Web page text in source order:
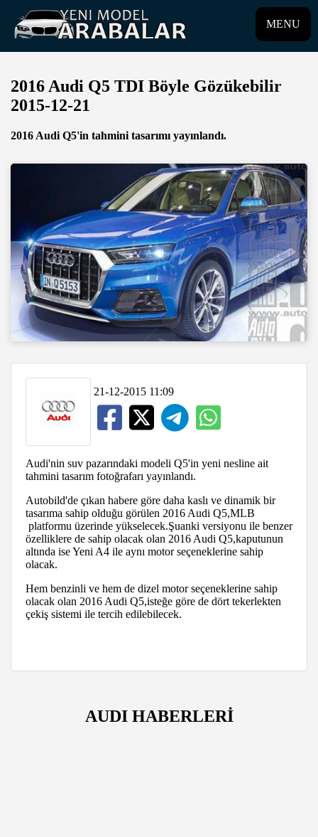
MENU
2016 Audi Q5 TDI Böyle Gözükebilir
2015-12-21
2016 Audi Q5'in tahmini tasarımı yayınlandı.
21-12-2015 11:09
Audi'nin suv pazarındaki modeli Q5'in yeni nesline ait
tahmini tasarım fotoğrafarı yayınlandı.
Autobild'de çıkan habere göre daha kaslı ve dinamik bir
tasarıma sahip olduğu görülen 2016 Audi Q5,MLB
platformu üzerinde yükselecek.Şuanki versiyonu ile benzer
özelliklere de sahip olacak olan 2016 Audi Q5,kaputunun
altında ise Yeni A4 ile aynı motor seçeneklerine sahip
olacak.
Hem benzinli ve hem de dizel motor seçeneklerine sahip
olacak olan 2016 Audi Q5,isteğe göre de dört tekerlekten
çekiş sistemi ile tercih edilebilecek.
AUDI HABERLERİ